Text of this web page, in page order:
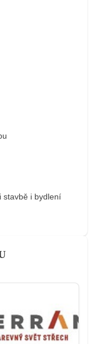
stavbě i bydlení